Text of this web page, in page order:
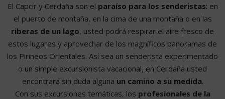
El Capcir y Cerdaña son el paraíso para los senderistas: en
el puerto de montaña, en la cima de una montaña o en las
riberas de un lago, usted podrá respirar el aire fresco de
estos lugares y aprovechar de los magníficos panoramas de
los Pirineos Orientales. Así sea un senderista experimentado
o un simple excursionista vacacional, en Cerdaña usted
encontrará sin duda alguna un camino a su medida.
Con sus excursiones temáticas, los profesionales de la